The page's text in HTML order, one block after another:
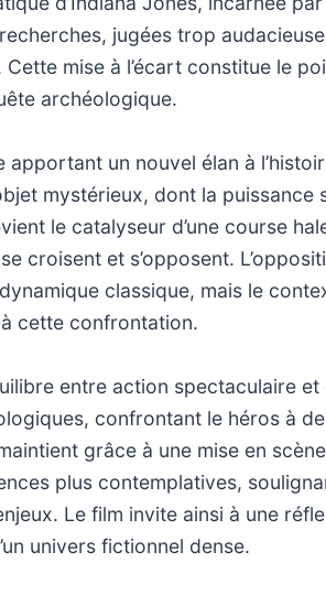
jugées trop
mise à l’écart constitue le
archéologique.
apportant un nouvel élan à
mystérieux, dont la puissance
le catalyseur d’une course
croisent et s’opposent.
classique, mais le
cette confrontation.
entre action spectaculaire
confrontant le héros à
grâce à une mise en
plus contemplatives,
Le film invite ainsi à une
univers fictionnel dense.